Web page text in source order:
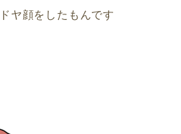
ヤ顔をしたもんです